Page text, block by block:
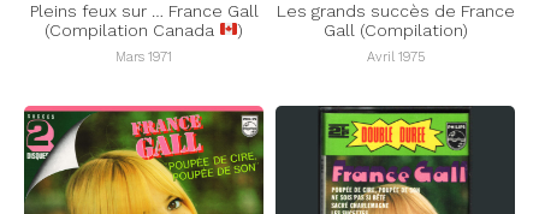
Pleins feux sur … France Gall
(Compilation Canada
)
Mars 1971
Les grands succès de France
Gall (Compilation)
Avril 1975